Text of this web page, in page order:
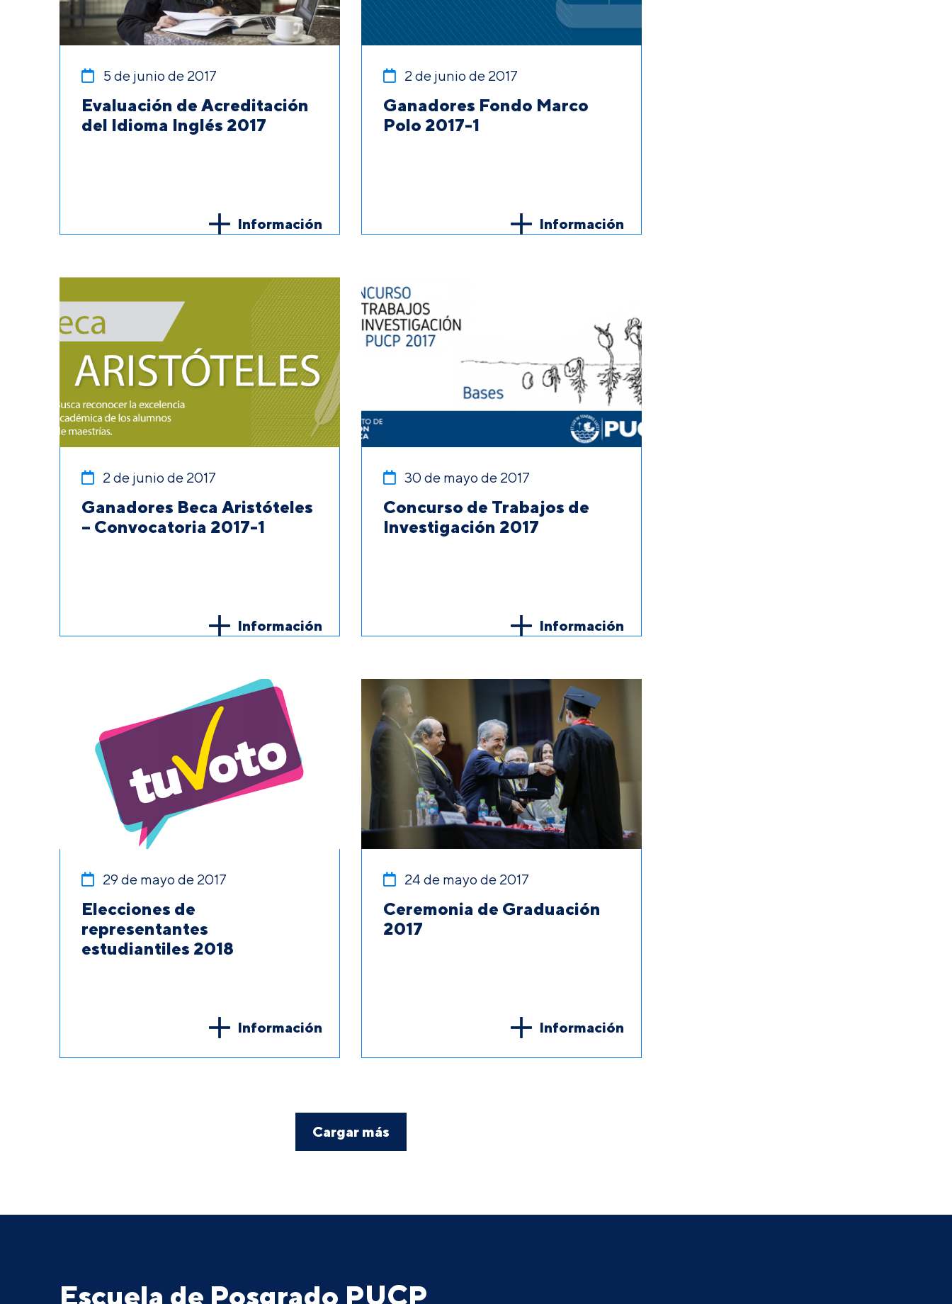
5 de junio de 2017
Evaluación de Acreditación
del Idioma Inglés 2017
Información
2 de junio de 2017
Ganadores Fondo Marco
Polo 2017-1
Información
2 de junio de 2017
Ganadores Beca Aristóteles
– Convocatoria 2017-1
Información
30 de mayo de 2017
Concurso de Trabajos de
Investigación 2017
Información
29 de mayo de 2017
Elecciones de
representantes
estudiantiles 2018
Información
24 de mayo de 2017
Ceremonia de Graduación
2017
Información
Cargar más
Escuela de Posgrado PUCP